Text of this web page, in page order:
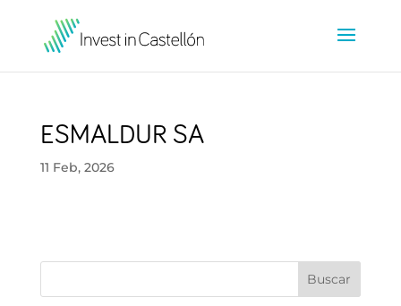
ESMALDUR SA
11 Feb, 2026
Buscar